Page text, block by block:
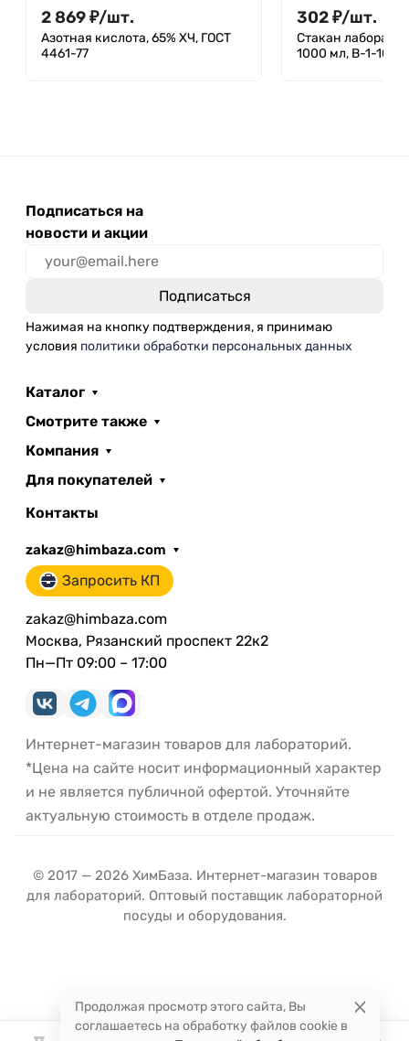
2 869₽/шт.
Азотная кислота, 65% ХЧ, ГОСТ
4461-77
302₽/шт.
Стакан
1000 мл, В-1-1000
Подписаться на
новости и акции
Нажимая на кнопку подтверждения, я принимаю
условия политики обработки персональных данных
Каталог
Смотрите также
Компания
Для покупателей
Контакты
zakaz@himbaza.com
Запросить КП
zakaz@himbaza.com
Москва, Рязанский проспект 22к2
Пн—Пт 09:00 – 17:00
Интернет-магазин товаров для лабораторий.
*Цена на сайте носит информационный характер
и не является публичной офертой. Уточняйте
актуальную стоимость в отделе продаж.
© 2017 — 2026 ХимБаза. Интернет-магазин товаров
для лабораторий. Оптовый поставщик лабораторной
посуды и оборудования.
Продолжая просмотр этого сайта, Вы
соглашаетесь на обработку файлов cookie в